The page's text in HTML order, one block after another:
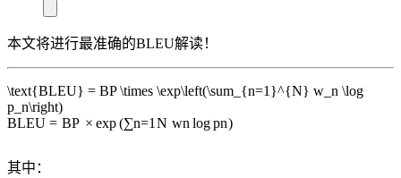
本文将进行最准确的BLEU解读！
\text{BLEU} = BP \times \exp\left(\sum_{n=1}^{N} w_n \log
p_n\right)
BLEU = BP × exp(∑n=1 N wn logpn)
其中：